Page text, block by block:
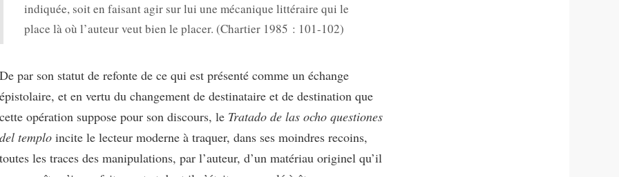
indiquée, soit en faisant agir sur lui une mécanique littéraire qui le
place là où l’auteur veut bien le placer. (Chartier 1985 : 101-102)
De par son statut de refonte de ce qui est présenté comme un échange
épistolaire, et en vertu du changement de destinataire et de destination que
cette opération suppose pour son discours, le Tratado de las ocho questiones
del templo incite le lecteur moderne à traquer, dans ses moindres recoins,
toutes les traces des manipulations, par l’auteur, d’un matériau originel qu’il